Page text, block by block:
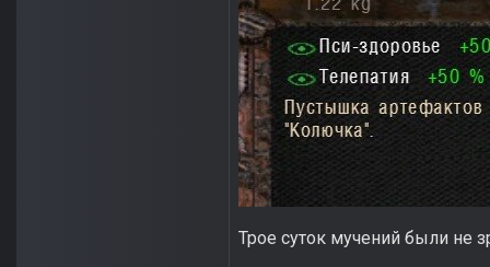
Трое суток мучений были не